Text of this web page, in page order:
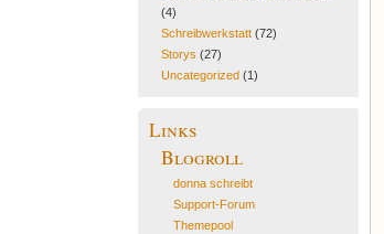
(4)
Schreibwerkstatt(72)
Storys (27)
Uncategorized (1)
Links
Blogroll
donna schreibt
Support-Forum
Themepool